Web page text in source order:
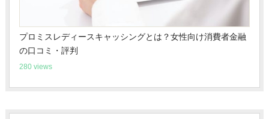
プロミスレディースキャッシングとは？女性向け消費者金融
の口コミ・評判
280 views